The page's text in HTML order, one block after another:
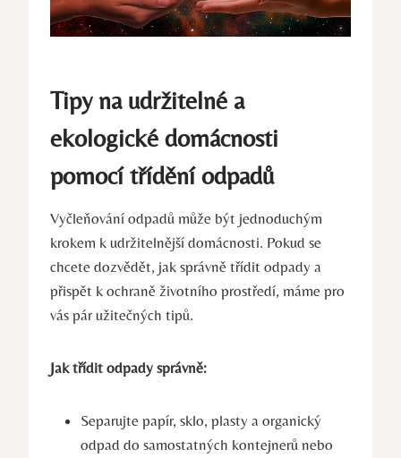
Tipy ⁣na​ udržitelné‍ a
ekologické‍ domácnosti
‌pomocí ⁤třídění odpadů
Vyčleňování ⁤odpadů může být jednoduchým
krokem k udržitelnější domácnosti. Pokud se
chcete dozvědět, jak správně třídit odpady a
přispět k ochraně životního prostředí, máme ‌pro
vás pár užitečných tipů.
Jak třídit odpady⁤ správně:
Separujte papír, sklo, ⁢plasty a organický
odpad do samostatných kontejnerů nebo